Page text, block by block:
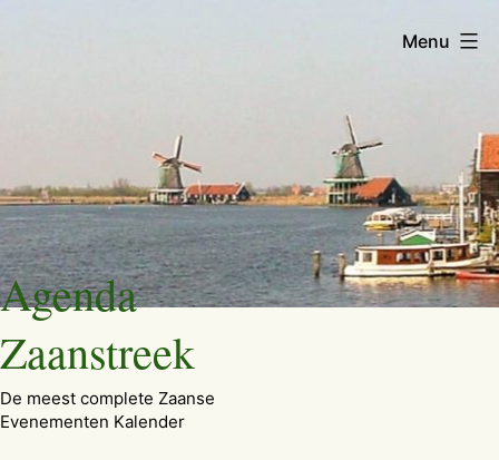
Ga
naar
de
inhoud
Agenda
Zaanstreek
De meest complete Zaanse
Evenementen Kalender
Menu